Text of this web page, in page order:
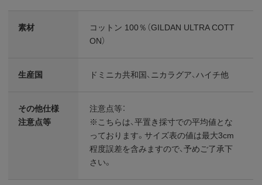
素材
コットン 100％（GILDAN ULTRA COTT
ON）
生産国 ドミニカ共和国、ニカラグア、ハイチ他
その他仕様
注意点等
注意点等：
※こちらは、平置き採寸での平均値とな
っております。サイズ表の値は最大3cm
程度誤差を含みますので、予めご了承下
さい。